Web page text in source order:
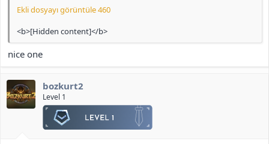
Ekli dosyayı görüntüle 460
<b>[Hidden content]</b>
nice one
bozkurt2
Level 1